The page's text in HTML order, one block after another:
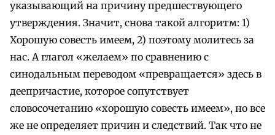
указывающий на причину предшествующего
утверждения. Значит, снова такой алгоритм: 1)
Хорошую совесть имеем, 2) поэтому молитесь за
нас. А глагол «желаем» по сравнению с
синодальным переводом «превращается» здесь в
деепричастие, которое сопутствует
словосочетанию «хорошую совесть имеем», но все
же не определяет причин и следствий. Так что не